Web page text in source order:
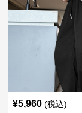
¥5,960 (税込)